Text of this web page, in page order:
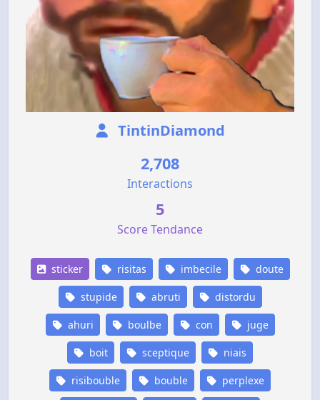
TintinDiamond
2,708
Interactions
5
Score Tendance
sticker risitas imbecile doute
stupide abruti distordu
ahuri boulbe con juge
boit sceptique niais
risibouble bouble perplexe